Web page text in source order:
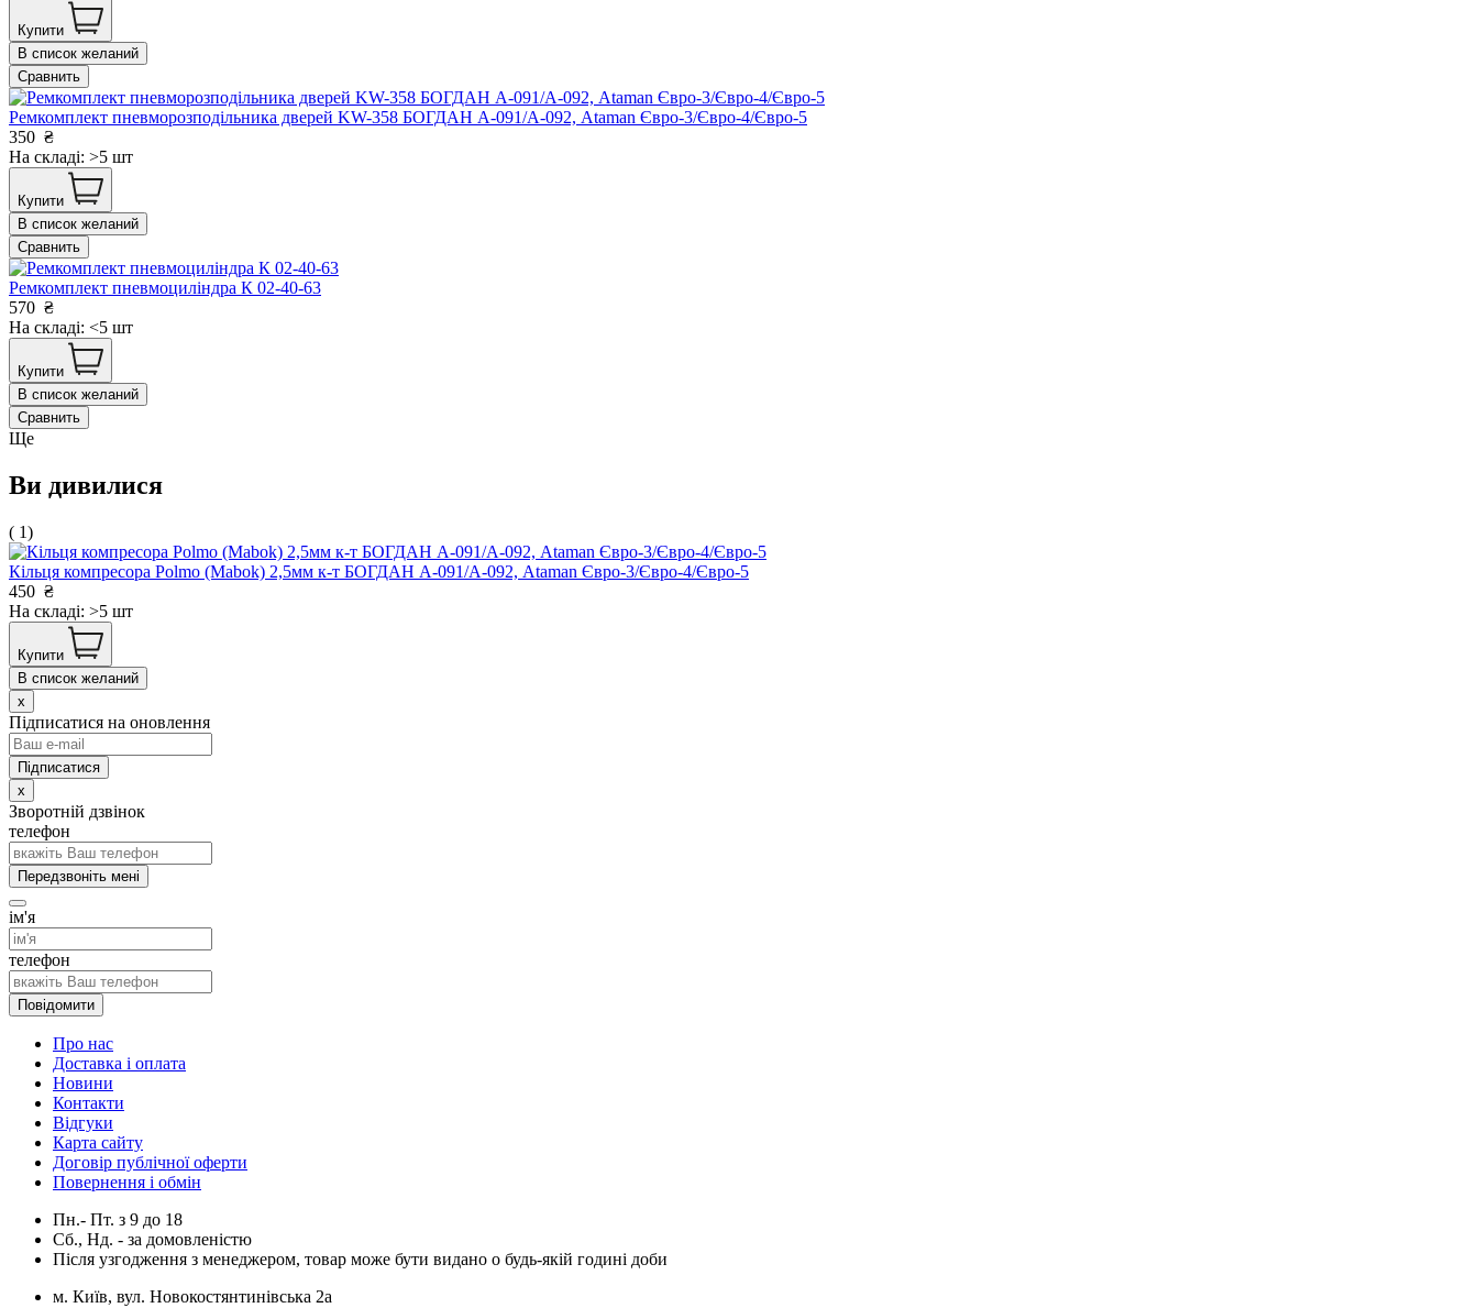
Купити
В список желаний
Сравнить
Ремкомплект пневморозподільника дверей KW-358 БОГДАН А-091/А-092, Ataman Євро-3/Євро-4/Євро-5
350 ₴
На складі: >5 шт
Купити
В список желаний
Сравнить
Ремкомплект пневмоциліндра К 02-40-63
570 ₴
На складі: <5 шт
Купити
В список желаний
Сравнить
Ще
Ви дивилися
( 1)
Кільця компресора Polmo (Mabok) 2,5мм к-т БОГДАН А-091/А-092, Ataman Євро-3/Євро-4/Євро-5
450 ₴
На складі: >5 шт
Купити
В список желаний
x
Підписатися на оновлення
x
Зворотній дзвінок
телефон
Передзвоніть мені
ім'я
телефон
Повідомити
Про нас
Доставка і оплата
Новини
Контакти
Відгуки
Карта сайту
Договір публічної оферти
Повернення і обмін
Пн.- Пт. з 9 до 18
Сб., Нд. - за домовленістю
Після узгодження з менеджером, товар може бути видано о будь-якій годині доби
м. Київ, вул. Новокостянтинівська 2а